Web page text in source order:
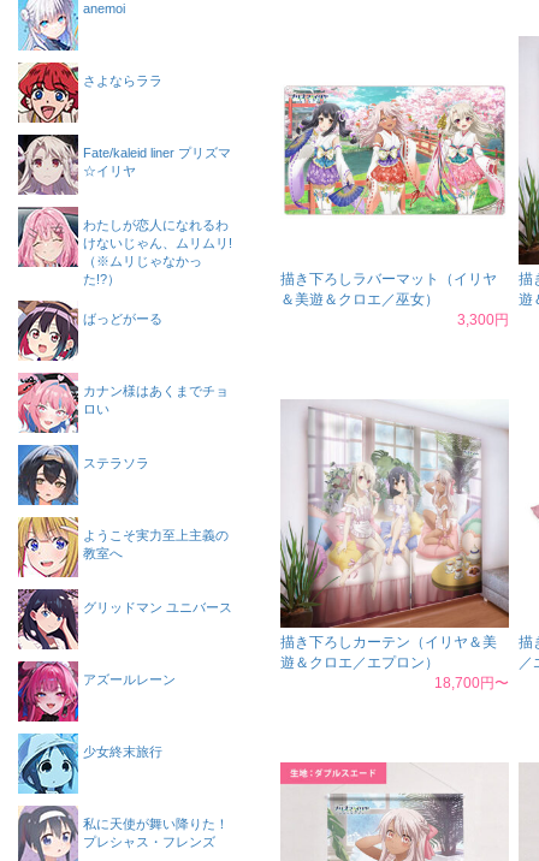
描き下ろしラバーマット（イリヤ
＆美遊＆クロエ／巫女）
3,300円
描
遊
描き下ろしカーテン（イリヤ＆美
遊＆クロエ／エプロン）
18,700円〜
描
／
anemoi
さよならララ
Fate/kaleid liner プリズマ
☆イリヤ
わたしが恋人になれるわ
けないじゃん、ムリムリ!
（※ムリじゃなかっ
た!?）
ばっどがーる
カナン様はあくまでチョ
ロい
ステラソラ
ようこそ実力至上主義の
教室へ
グリッドマン ユニバース
アズールレーン
少女終末旅行
私に天使が舞い降りた！
プレシャス・フレンズ